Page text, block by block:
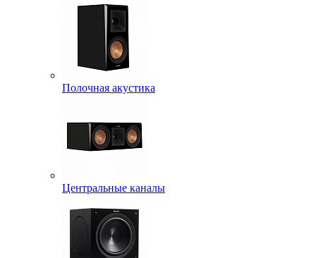
Полочная акустика
Центральные каналы